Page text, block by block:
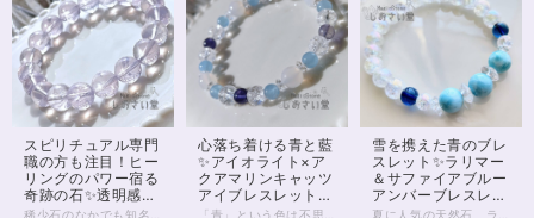
スピリチュアル専門
職の方も注目！ヒー
リングのパワー宿る
奇跡の石✨透明感抜
群4Aclassスコロラ
心落ち着ける青と藍
✨アイオライト×ア
クアマリンキャッツ
アイブレスレット
16.5cm
雪を携えた青のブレ
スレット✨ラリマー
＆サファイアブルー
アンバーブレスレッ
ト16cm